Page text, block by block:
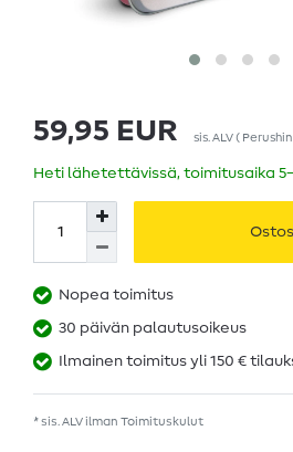
59,95 EUR sis. ALV(
Heti lähetettävissä, toimitusaika
Nopea toimitus
30 päivän palautusoikeus
Ilmainen toimitus yli 150 €
* sis. ALV ilman Toimituskulut